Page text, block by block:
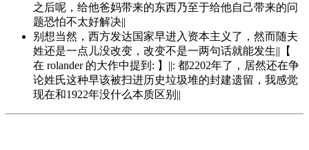
之后呢，给他爸妈带来的东西乃至于给他自己带来的问
题恐怕不太好解决||
别想当然，西方发达国家早进入资本主义了，然而随夫
姓还是一点儿没改变，改变不是一两句话就能发生||【
在 rolander 的大作中提到: 】||: 都2202年了，居然还在争
论姓氏这种早该被扫进历史垃圾堆的封建遗留，我感觉
现在和1922年没什么本质区别||